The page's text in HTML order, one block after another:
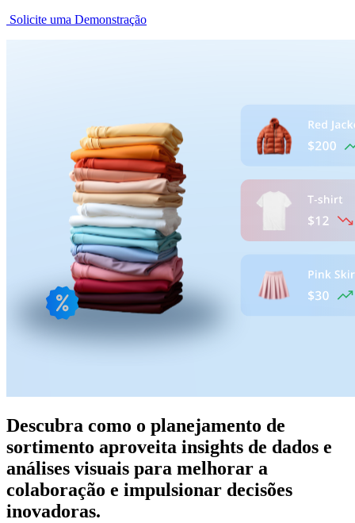
Solicite uma Demonstração
Descubra como o planejamento de
sortimento aproveita insights de dados e
análises visuais para melhorar a
colaboração e impulsionar decisões
inovadoras.